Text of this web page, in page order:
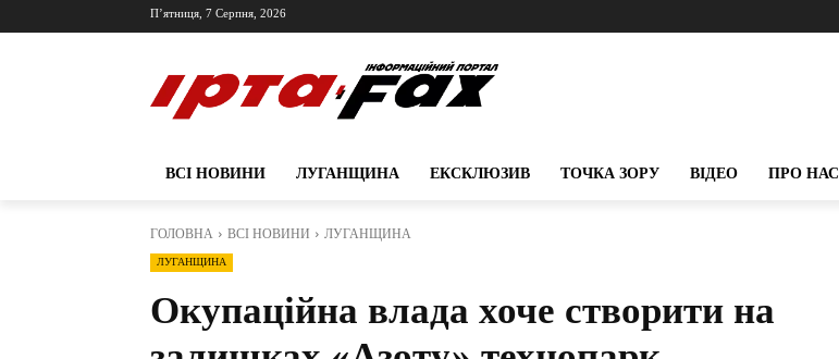
П’ятниця, 7 Серпня, 2026
ВСІ НОВИНИ ЛУГАНЩИНА ЕКСКЛЮЗИВ ТОЧКА ЗОРУ ВІДЕО ПРО НАС
ГОЛОВНА ВСІ НОВИНИ ЛУГАНЩИНА
ЛУГАНЩИНА
Окупаційна влада хоче створити на